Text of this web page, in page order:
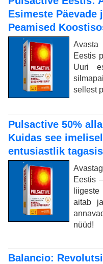
Esimeste Päevade
Peamised
Eestis
Uuri
sellest
Pulsactive 50%
Kuidas see
entusiastlik
Eestis
aitab
nüüd!
Balancio: